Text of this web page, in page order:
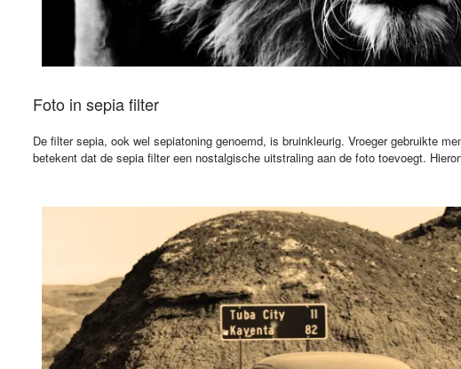
Foto in sepia filter
De filter sepia, ook wel sepiatoning genoemd, is bruinkleurig. Vroeger gebruikte
betekent dat de sepia filter een nostalgische uitstraling aan de foto toevoegt.